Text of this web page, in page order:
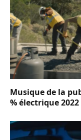
Musique de la
% électrique 2022